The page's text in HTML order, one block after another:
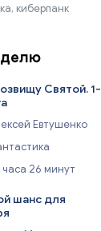
киберпанк
Святой. 1-
Евтушенко
часа 26 минут
шанс для